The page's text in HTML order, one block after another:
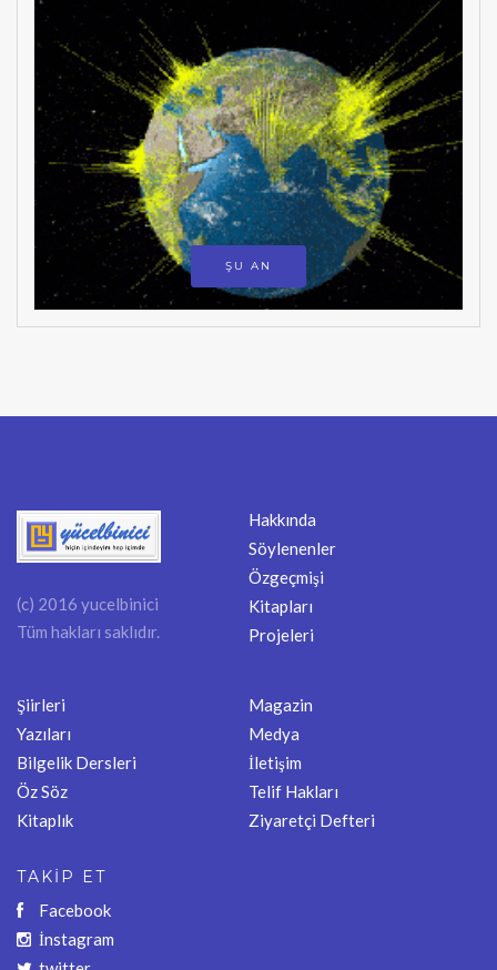
ŞU AN
(c) 2016 yucelbinici
Tüm hakları saklıdır.
Hakkında
Söylenenler
Özgeçmişi
Kitapları
Projeleri
Şiirleri
Yazıları
Bilgelik Dersleri
Öz Söz
Kitaplık
Magazin
Medya
İletişim
Telif Hakları
Ziyaretçi Defteri
TAKİP ET
Facebook
İnstagram